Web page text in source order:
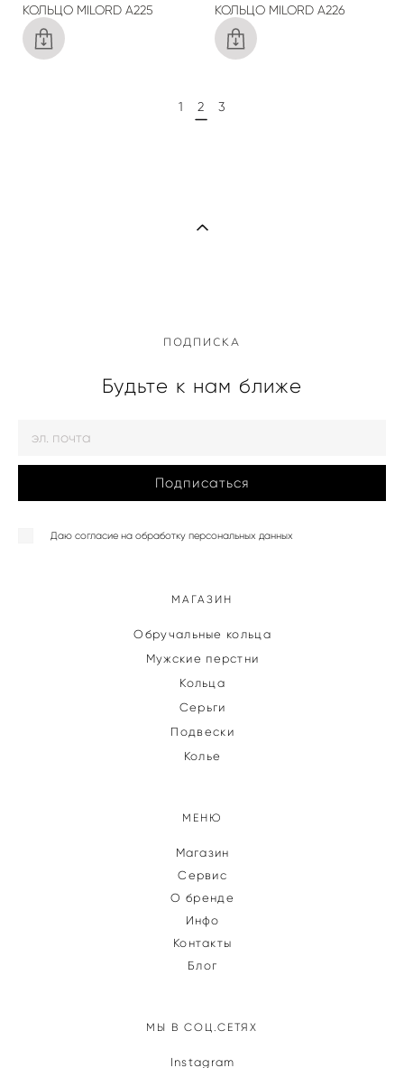
КОЛЬЦО MILORD A225 КОЛЬЦО MILORD A226
1 2 3
ПОДПИСКА
Будьте к нам ближе
Подписаться
Даю согласие на обработку персональных данных
МАГАЗИН
Обручальные кольца
Мужские перстни
Кольца
Серьги
Подвески
Колье
МЕНЮ
Магазин
Сервис
О бренде
Инфо
Контакты
Блог
МЫ В СОЦ.СЕТЯХ
Instagram